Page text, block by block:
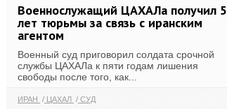
Военнослужащий ЦАХАЛа получил 5
лет тюрьмы за связь с иранским
агентом
Военный суд приговорил солдата срочной
службы ЦАХАЛа к пяти годам лишения
свободы после того, как...
ИРАН ЦАХАЛ СУД